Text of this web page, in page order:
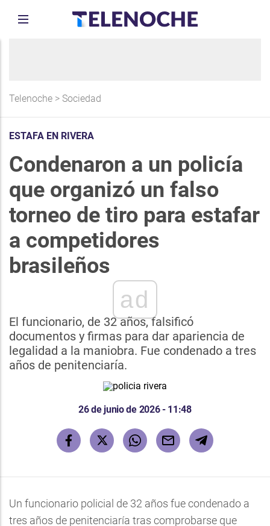
Telenoche > Sociedad
ESTAFA EN RIVERA
Condenaron a un policía
que organizó un falso
torneo de tiro para estafar
a competidores
brasileños
ad
El funcionario, de 32 años, falsificó
documentos y firmas para dar apariencia de
legalidad a la maniobra. Fue condenado a tres
años de penitenciaría.
26 de junio de 2026 - 11:48
Un funcionario policial de 32 años fue condenado a
tres años de penitenciaría tras comprobarse que